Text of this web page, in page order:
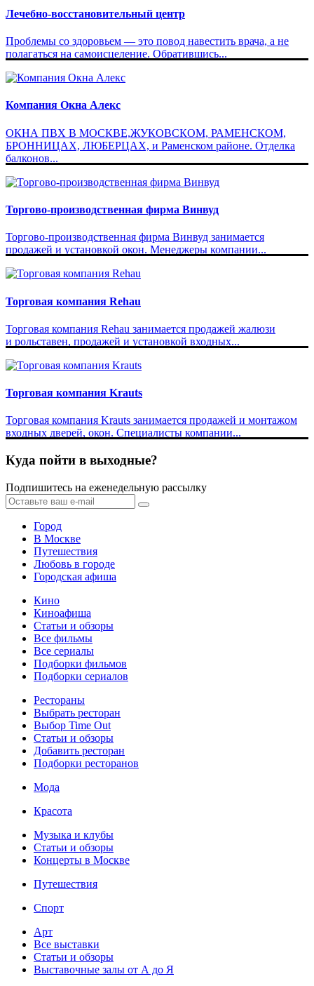
Лечебно-восстановительный центр
Проблемы со здоровьем — это повод навестить врача, а не
полагаться на самоисцеление. Обратившись...
Компания Окна Алекс
ОКНА ПВХ В МОСКВЕ,ЖУКОВСКОМ, РАМЕНСКОМ,
БРОННИЦАХ, ЛЮБЕРЦАХ, и Раменском районе. Отделка
балконов...
Торгово-производственная фирма Винвуд
Торгово-производственная фирма Винвуд занимается
продажей и установкой окон. Менеджеры компании...
Торговая компания Rehau
Торговая компания Rehau занимается продажей жалюзи
и рольставен, продажей и установкой входных...
Торговая компания Krauts
Торговая компания Krauts занимается продажей и монтажом
входных дверей, окон. Специалисты компании...
Куда пойти в выходные?
Подпишитесь на еженедельную рассылку
Город
В Москве
Путешествия
Любовь в городе
Городская афиша
Кино
Киноафиша
Статьи и обзоры
Все фильмы
Все сериалы
Подборки фильмов
Подборки сериалов
Рестораны
Выбрать ресторан
Выбор Time Out
Статьи и обзоры
Добавить ресторан
Подборки ресторанов
Мода
Красота
Музыка и клубы
Статьи и обзоры
Концерты в Москве
Путешествия
Спорт
Арт
Все выставки
Статьи и обзоры
Выставочные залы от А до Я